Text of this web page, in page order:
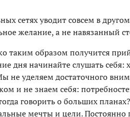
сетях уводит совсем в
желание, а не навязанный
таким образом получится
дня начинайте слушать себя:
не уделяем достаточного
и не знаем себя:
говорить о больших
мечты и цели. Постоянно